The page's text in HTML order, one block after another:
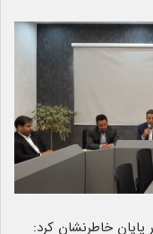
پایان خاطرنشان کرد: